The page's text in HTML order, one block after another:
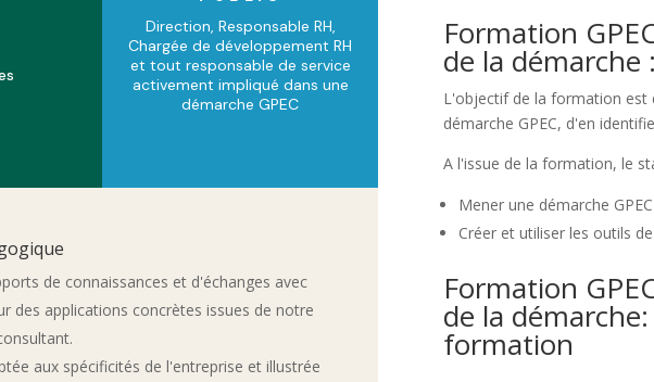
Direction, Responsable RH,
Chargée de développement RH
et tout responsable de service
activement impliqué dans une
démarche GPEC
de connaissances et d'échanges avec
des applications concrètes issues de notre
aux spécificités de l'entreprise et illustrée
Formation
de la démarche
L'objectif de la formation est
démarche GPEC, d'en
A l'issue de la formation, le
Mener une démarche
Créer et utiliser les outils de
Formation
de la
formation